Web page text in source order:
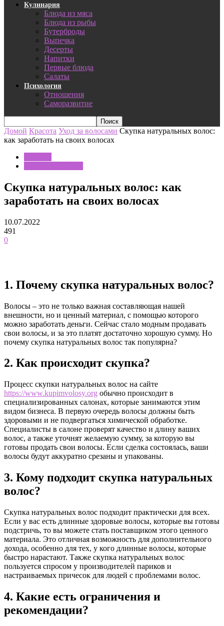
Кулинария
Блюда из мяса
Блюда из рыбы
Бутерброды
Выпечка
Десерты
Напитки
Первые блюда
Салаты
Психология
Отношения
Саморазвитие
Домой Красота Уход за волосами Скупка натуральных волос:
как заработать на своих волосах
Скупка натуральных волос: как
заработать на своих волосах
10.07.2022
491
0
1. Почему скупка натуральных волос?
Волосы – это не только важная составляющая нашей
внешности, но и ценный материал, с помощью которого
можно заработать деньги. Сейчас стало модным продавать
свои волосы, и за это платят достаточно хорошую сумму. Но
почему скупка натуральных волос так популярна?
2. Как происходит скупка?
Процесс скупки натуральных волос на сайте
https://www.kupimvolosy.org обычно происходит в
специализированных салонах, которые занимаются этим
видом бизнеса. В первую очередь волосы должны быть
здоровыми и не подвергаться химической обработке.
Специалисты в салоне проверят качество и длину ваших
волос, а также уточнят желаемую сумму, за которую вы
готовы продать свои волосы. Если сделка состоялась, ваши
волосы будут аккуратно срезаны и упакованы.
3. Кому подходит скупка натуральных
волос?
Скупка натуральных волос подходит практически для всех.
Если у вас есть длинные здоровые волосы, которые вы готовы
подстричь, то вы можете стать поставщиком этого ценного
материала. Это отличная возможность для дополнительного
дохода, особенно для тех, у кого длинные волосы, которые
быстро нарастают. Также скупка натуральных волос
пользуется спросом у производителей париков и
настраиваемых причесок для людей с проблемами волос.
4. Какие есть ограничения и
рекомендации?